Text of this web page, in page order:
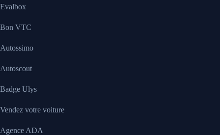
Evalbox
Bon VTC
Autossimo
Autoscout
Badge Ulys
Vendez votre voiture
Agence ADA